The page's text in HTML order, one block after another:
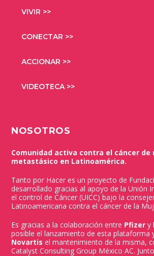
VIVIR >>
CONECTAR >>
ACCIONAR >>
VIDEOTECA >>
NOSOTROS
Comunidad activa contra el cáncer de
metastásico en Latinoamérica.
Tanto por Hacer es un proyecto de
desarrollado gracias al apoyo de la Unión
el control de Cáncer (UICC) bajo la
Latinoamericana contra el cáncer de la
Es gracias a la colaboración entre Pfizer y
posible el lanzamiento de esta plataforma
Novartis el mantenimiento de la misma,
Catalyst Consulting Group México AC.